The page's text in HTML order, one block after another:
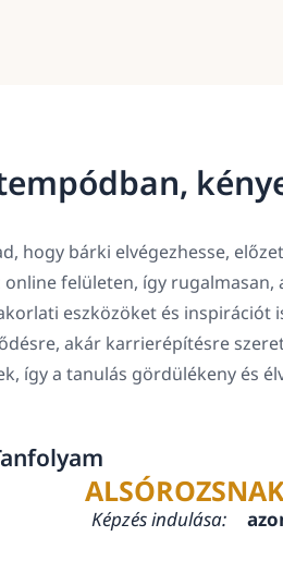
hogy bárki elvégezhesse,
felületen, így rugalmasan,
eszközöket és inspirációt
akár karrierépítésre
így a tanulás gördülékeny és
Képzés indulása: